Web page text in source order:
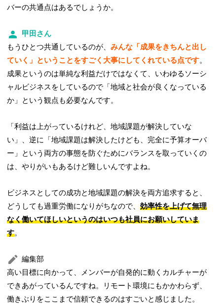
バーの共通点はあるでしょうか。
甲田さん
もうひとつ共通しているのが、みんな「成果をきちんと出し
ていく」ということをすごく大事にしてくれている点です。
成果というのは単純な利益だけではなくて、いわゆるソーシ
ャルビジネスをしているので「地域と社会が良くなっている
か」という観点も必要なんです。
「利益は上がっているけれど、地域課題が解決していな
い」、逆に「地域課題は解決したけども、完全に予算オーバ
ー」という両方の事態を防ぐためにバランスを取っていくの
は、やりがいもあるけど難しいんですよね。
ビジネスとしての成功と地域課題の解決を両方追求すると、
どうしても過重労働になりがちなので、効率性を上げて無理
なく働いてほしいというのはいつも社員にお願いしていま
す。
編集部
高い目標に向かって、メンバーが自発的に動くカルチャーが
できあがっているんですね。リモート環境にもかかわらず、
働きぶりをここまで信頼できるのはすごいと感じました。